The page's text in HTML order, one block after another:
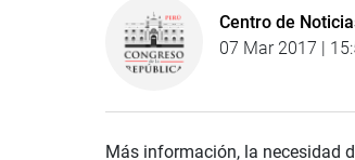
Centro de
07 Mar 2017 |
Más información, la necesidad